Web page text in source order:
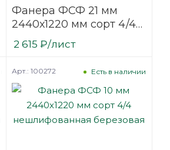
Фанера ФСФ 21 мм
2440х1220 мм сорт 4/4
нешлифованная
березовая
2 615 ₽/лист
Есть в наличии
Арт.: 100272